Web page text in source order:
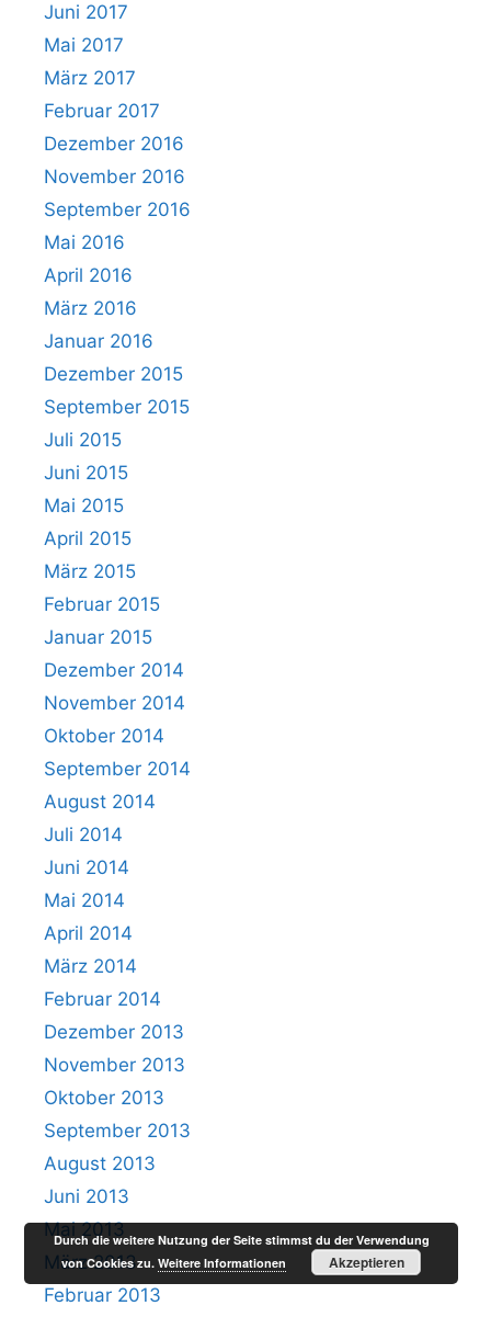
Juni 2017
Mai 2017
März 2017
Februar 2017
Dezember 2016
November 2016
September 2016
Mai 2016
April 2016
März 2016
Januar 2016
Dezember 2015
September 2015
Juli 2015
Juni 2015
Mai 2015
April 2015
März 2015
Februar 2015
Januar 2015
Dezember 2014
November 2014
Oktober 2014
September 2014
August 2014
Juli 2014
Juni 2014
Mai 2014
April 2014
März 2014
Februar 2014
Dezember 2013
November 2013
Oktober 2013
September 2013
August 2013
Juni 2013
Mai 2013
März 2013
Februar 2013
Durch die weitere Nutzung der Seite stimmst du der Verwendung
von Cookies zu.Weitere Informationen Akzeptieren